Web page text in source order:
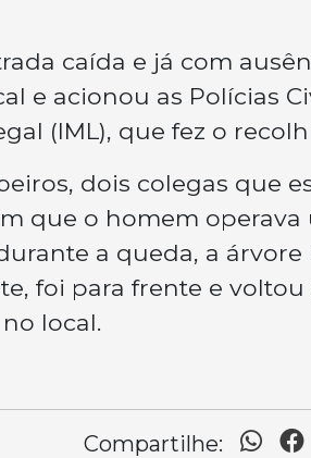
caída e já com
e acionou as Polícias
(IML), que fez o
dois colegas que
que o homem
a queda, a
foi para frente e
local.
Compartilhe: